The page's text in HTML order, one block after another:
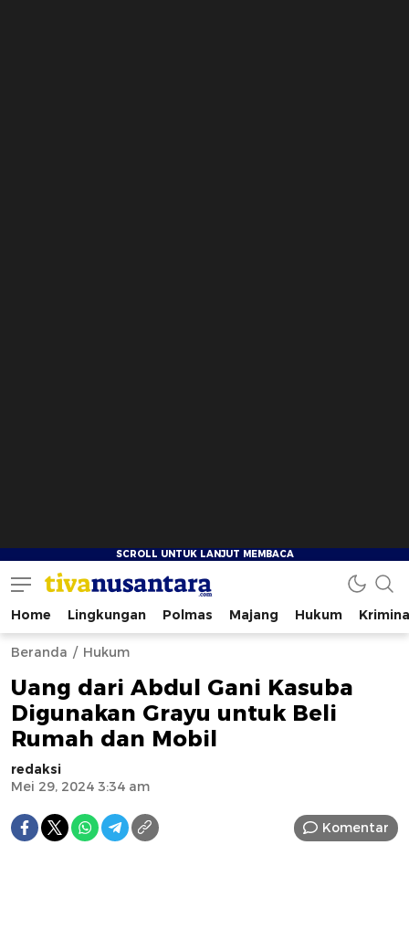
tivanusantara.com
Berita Nusantara
Home Lingkungan Polmas Majang Hukum
Beranda Hukum
Uang dari Abdul Gani Kasuba
Digunakan Grayu untuk Beli
Rumah dan Mobil
redaksi
Mei 29, 2024 3:34 am
Komentar